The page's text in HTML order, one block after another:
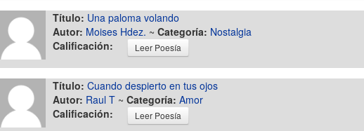
Título: Una paloma volando
Autor: Moises Hdez. ~ Categoría: Nostalgia
Calificación:
Leer Poesía
Título: Cuando despierto en tus ojos
Autor: Raul T ~ Categoría: Amor
Calificación:
Leer Poesía